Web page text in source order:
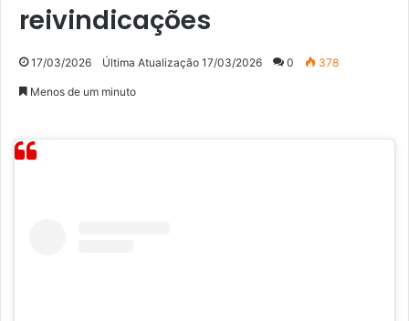
reivindicações
17/03/2026 Última Atualização 17/03/2026 0 378
Menos de um minuto